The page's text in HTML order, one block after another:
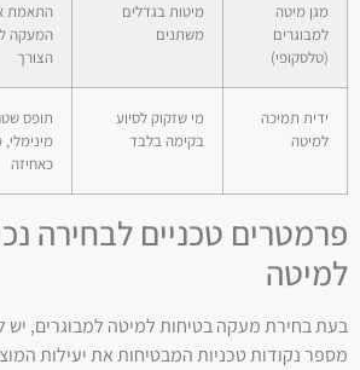
מגן מיטה
למבוגרים
(טלסקופי)
מיטות בגדלים
משתנים
התאמת
המעקה
הצורך
ידית תמיכה
למיטה
מי שזקוק לסיוע
בקימה בלבד
תופס
כאחיזה
פרמטרים טכניים לבחירה
למיטה
בעת בחירת מעקה בטיחות למיטה למבוגרים,
מספר נקודות טכניות המבטיחות את יעילות